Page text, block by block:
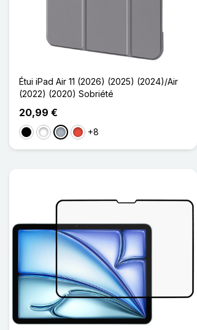
Étui iPad Air 11 (2026) (2025) (2024)/Air
(2022) (2020) Sobriété
20,99 €
NoirBlancGris Rouge
+8